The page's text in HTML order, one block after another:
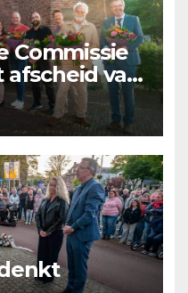
Commissie
van